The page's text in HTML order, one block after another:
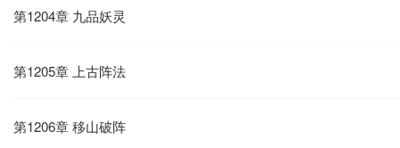
第1204章 九品妖灵
第1205章 上古阵法
第1206章 移山破阵